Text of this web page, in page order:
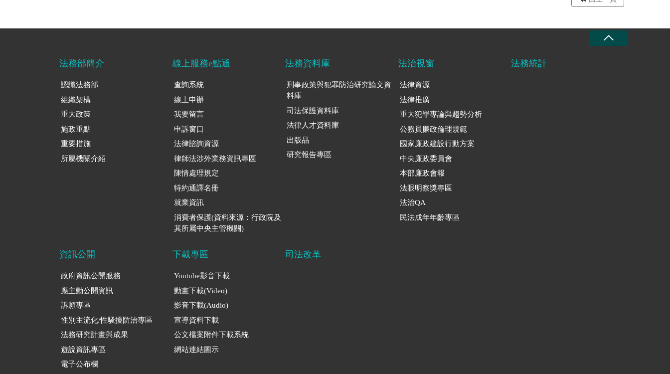
法務部簡介
認識法務部
組織架構
重大政策
施政重點
重要措施
所屬機關介紹
線上服務e點通
查詢系統
線上申辦
我要留言
申訴窗口
法律諮詢資源
律師法涉外業務資訊專區
陳情處理規定
特約通譯名冊
就業資訊
消費者保護(資料來源：行政院及
其所屬中央主管機關)
法務資料庫
刑事政策與犯罪防治研究論文資
料庫
司法保護資料庫
法律人才資料庫
出版品
研究報告專區
法治視窗
法律資源
法律推廣
重大犯罪專論與趨勢分析
公務員廉政倫理規範
國家廉政建設行動方案
中央廉政委員會
本部廉政會報
法眼明察獎專區
法治QA
民法成年年齡專區
法務統計
資訊公開
政府資訊公開服務
應主動公開資訊
訴願專區
性別主流化/性騷擾防治專區
法務研究計畫與成果
遊說資訊專區
電子公布欄
下載專區
Youtube影音下載
動畫下載(Video)
影音下載(Audio)
宣導資料下載
公文檔案附件下載系統
網站連結圖示
司法改革